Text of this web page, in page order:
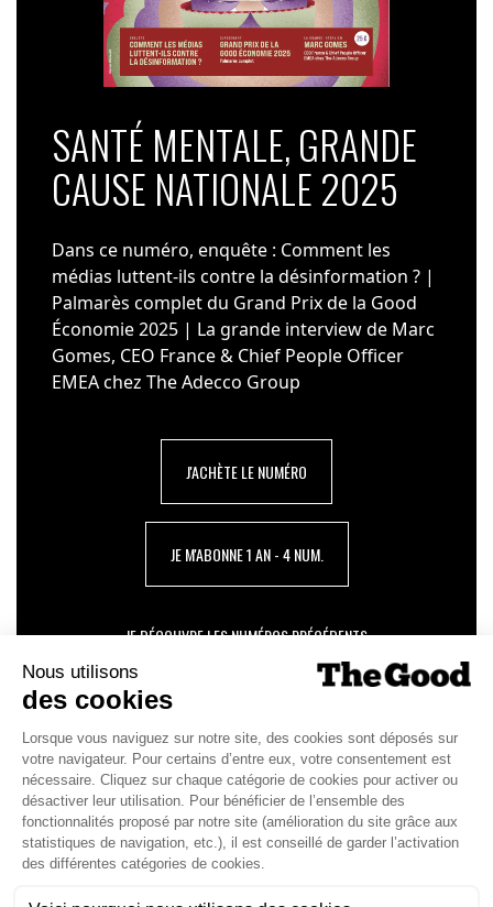
SANTÉ MENTALE, GRANDE
CAUSE NATIONALE 2025
Dans ce numéro, enquête : Comment les
médias luttent-ils contre la désinformation ? |
Palmarès complet du Grand Prix de la Good
Économie 2025 | La grande interview de Marc
Gomes, CEO France & Chief People Officer
EMEA chez The Adecco Group
J'ACHÈTE LE NUMÉRO
JE M'ABONNE 1 AN - 4 NUM.
JE DÉCOUVRE LES NUMÉROS PRÉCÉDENTS
Je suis déjà abonné(e) :
version digitale